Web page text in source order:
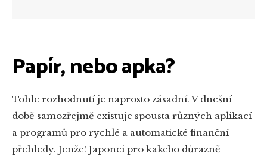
Papír, nebo apka?
Tohle rozhodnutí je naprosto zásadní. V dnešní
době samozřejmě existuje spousta různých aplikací
a programů pro rychlé a automatické finanční
přehledy. Jenže! Japonci pro kakebo důrazně